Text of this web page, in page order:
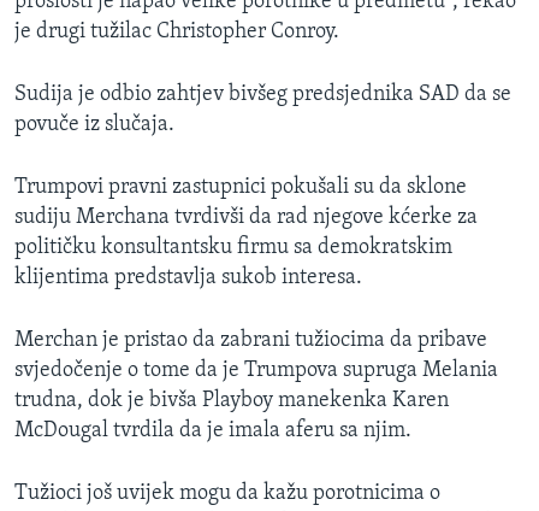
je drugi tužilac Christopher Conroy.
Sudija je odbio zahtjev bivšeg predsjednika SAD da se
povuče iz slučaja.
Trumpovi pravni zastupnici pokušali su da sklone
sudiju Merchana tvrdivši da rad njegove kćerke za
političku konsultantsku firmu sa demokratskim
klijentima predstavlja sukob interesa.
Merchan je pristao da zabrani tužiocima da pribave
svjedočenje o tome da je Trumpova supruga Melania
trudna, dok je bivša Playboy manekenka Karen
McDougal tvrdila da je imala aferu sa njim.
Tužioci još uvijek mogu da kažu porotnicima o